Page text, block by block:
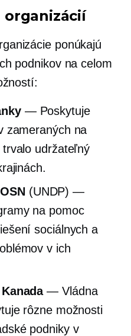
organizácií
ponúkajú
podnikov na celom
— Poskytuje
zameraných na
udržateľný
(UNDP) —
na pomoc
sociálnych a
v ich
— Vládna
rôzne možnosti
podniky v